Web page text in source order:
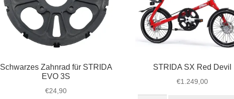
Schwarzes Zahnrad für STRIDA
EVO 3S
€24,90
STRIDA SX Red Devil
€1.249,00